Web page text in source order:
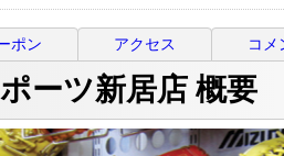
ポン アクセス コメ
ーツ新居店 概要